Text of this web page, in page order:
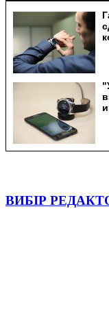
ВИБІР